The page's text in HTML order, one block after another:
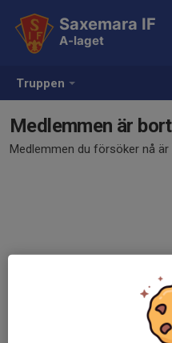
Truppen
Saxemara IF
A-laget
Medlemmen är
Medlemmen du försöker nå